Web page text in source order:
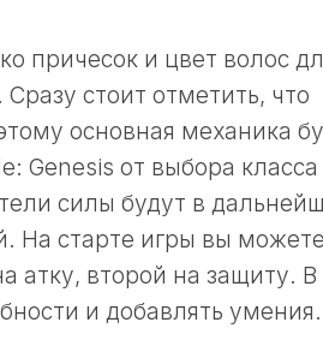
причесок и цвет волос
стоит отметить, что
основная механика
Genesis от выбора класса
силы будут в
На старте игры вы можете
атку, второй на защиту. В
и добавлять умения.